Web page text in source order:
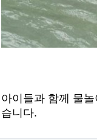
아이들과 함께
물
습니다.